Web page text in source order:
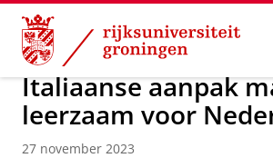
Skip
Content
Skip
Navigation
Over ons
Italiaanse aanpak
leerzaam voor
27 november 2023